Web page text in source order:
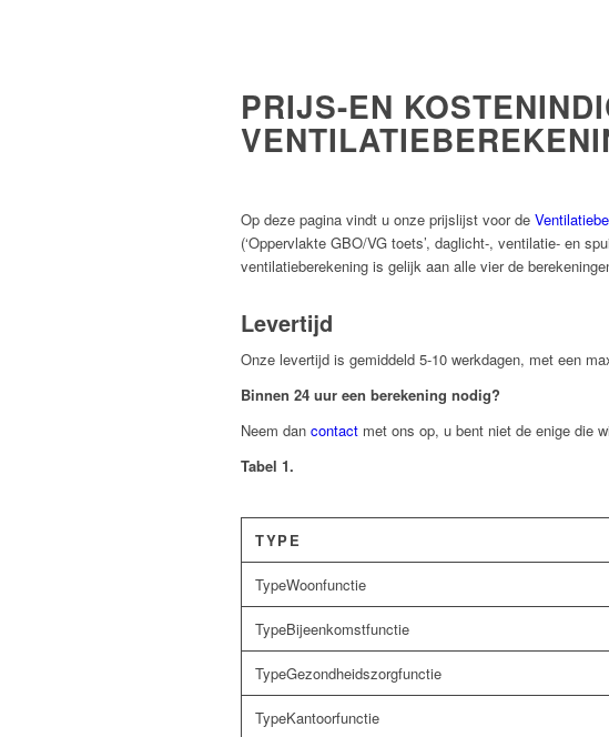
PRIJS-EN
Op deze pagina vindt u onze prijslijst voor de
(‘Oppervlakte GBO/VG toets’, daglicht-, ventilatie- en
ventilatieberekening is gelijk aan alle vier de
Levertijd
Onze levertijd is gemiddeld 5-10 werkdagen, met een
Binnen 24 uur een berekening nodig?
Neem dan contact met ons op, u bent niet de enige die
Tabel 1.
TYPE
Woonfunctie
Bijeenkomstfunctie
Gezondheidszorgfunctie
Kantoorfunctie